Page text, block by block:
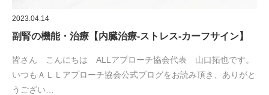
2023.04.14
副腎の機能・治療【内臓治療‐ストレス‐カーフサイン】
皆さん こんにちは ALLアプローチ協会代表 山口拓也です。
いつもＡＬＬアプローチ協会公式ブログをお読み頂き、ありがと
うござい…